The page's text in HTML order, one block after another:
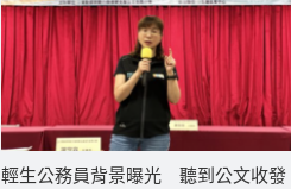
輕生公務員背景曝光 聽到公文收發